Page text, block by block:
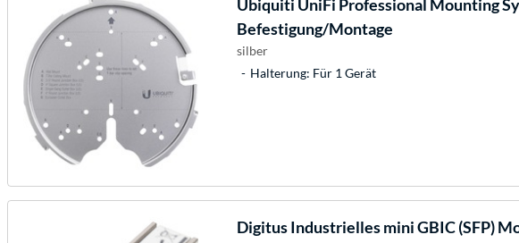
Ubiquiti UniFi Professional Mounting
Befestigung/Montage
silber
Halterung: Für 1 Gerät
DigitusIndustrielles mini GBIC (SFP)